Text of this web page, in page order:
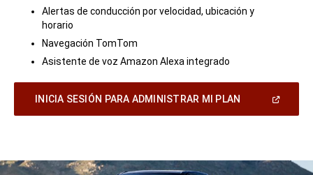
Alertas de conducción por velocidad, ubicación y
horario
Navegación TomTom
Asistente de voz Amazon Alexa integrado
INICIA SESIÓN PARA ADMINISTRAR MI PLAN